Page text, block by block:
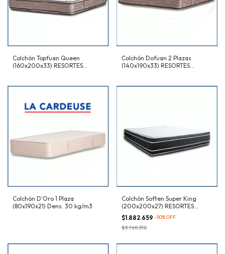
Colchón Topfuan Queen
(160x200x33) RESORTES
Colchón Dofuan 2 Plazas
(140x190x33) RESORTES
Colchón D'Oro 1 Plaza
(80x190x21) Dens. 30 kg/m3
Colchón Soften Super King
(200x200x27) RESORTES
Pocket
$1.882.659 -50%OFF
$3.765.318